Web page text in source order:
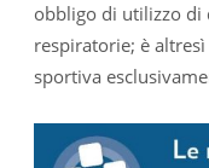
obbligo di utilizzo di
respiratorie; è
sportiva